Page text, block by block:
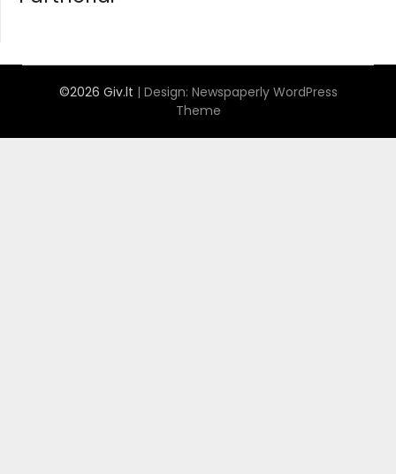
©2026 Giv.lt | Design: Newspaperly WordPress
Theme